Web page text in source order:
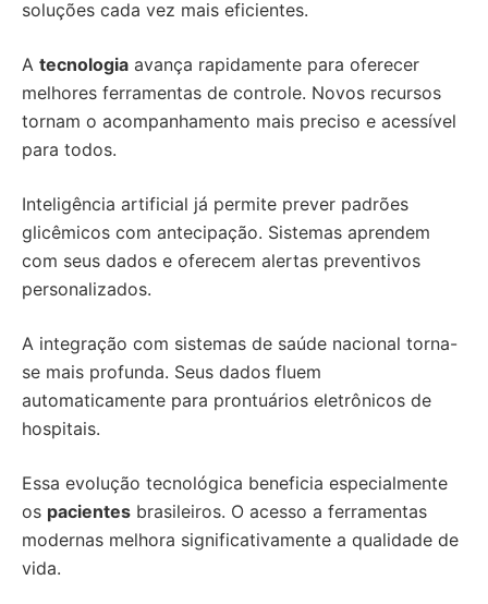
soluções cada vez mais eficientes.
A tecnologia avança rapidamente para oferecer
melhores ferramentas de controle. Novos recursos
tornam o acompanhamento mais preciso e acessível
para todos.
Inteligência artificial já permite prever padrões
glicêmicos com antecipação. Sistemas aprendem
com seus dados e oferecem alertas preventivos
personalizados.
A integração com sistemas de saúde nacional torna-
se mais profunda. Seus dados fluem
automaticamente para prontuários eletrônicos de
hospitais.
Essa evolução tecnológica beneficia especialmente
os pacientes brasileiros. O acesso a ferramentas
modernas melhora significativamente a qualidade de
vida.